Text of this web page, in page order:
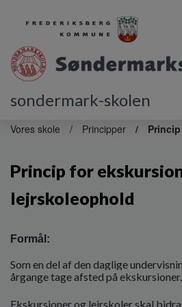
sondermark-skolen
Vores skole Principper
Princip for
lejrskoleophold
Formål:
Som en del af den daglige
årgange tage afsted på ekskursioner.
Ekskursioner og lejrskoler skal